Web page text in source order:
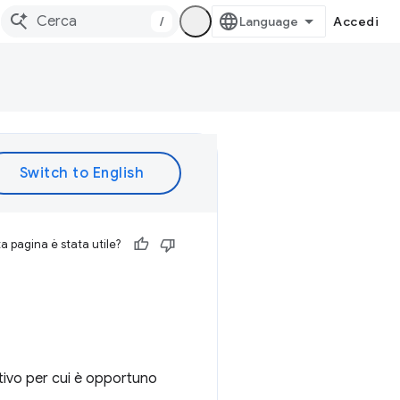
/ Accedi
pagina è stata utile?
per cui è opportuno